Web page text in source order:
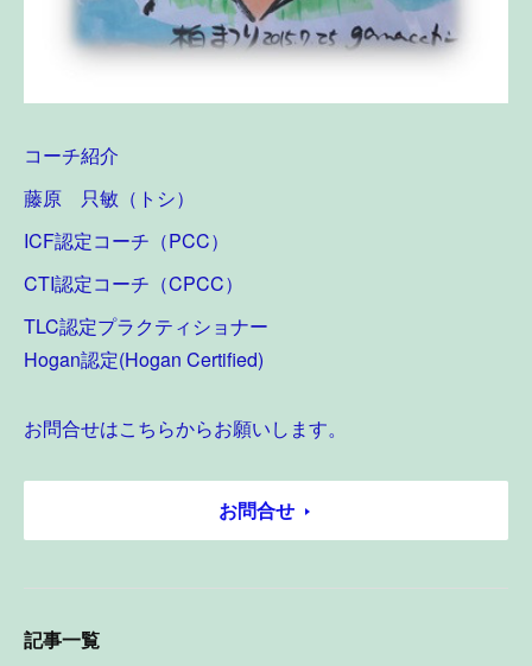
コーチ紹介
藤原 只敏（トシ）
ICF認定コーチ（PCC）
CTI認定コーチ（CPCC）
TLC認定プラクティショナー
Hogan認定(Hogan Certified)
お問合せはこちらからお願いします。
お問合せ
記事一覧